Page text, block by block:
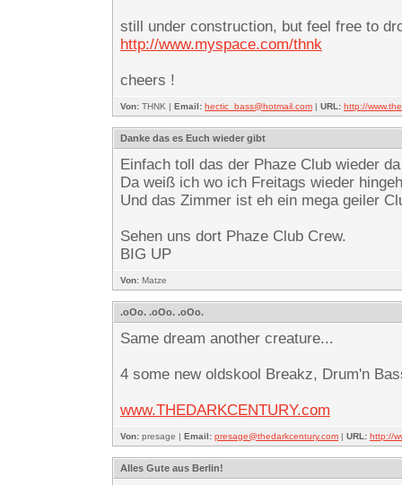
still under construction, but feel free to
http://www.myspace.com/thnk
cheers !
Von: THNK | Email: hectic_bass@hotmail.com | URL: http://
Danke das es Euch wieder gibt
Einfach toll das der Phaze Club wieder
Da weiß ich wo ich Freitags wieder
Und das Zimmer ist eh ein mega geiler
Sehen uns dort Phaze Club Crew.
BIG UP
Von: Matze
.oOo. .oOo. .oOo.
Same dream another creature...
4 some new oldskool Breakz, Drum'n
www.THEDARKCENTURY.com
Von: presage | Email: presage@thedarkcentury.com | URL: http://
Alles Gute aus Berlin!